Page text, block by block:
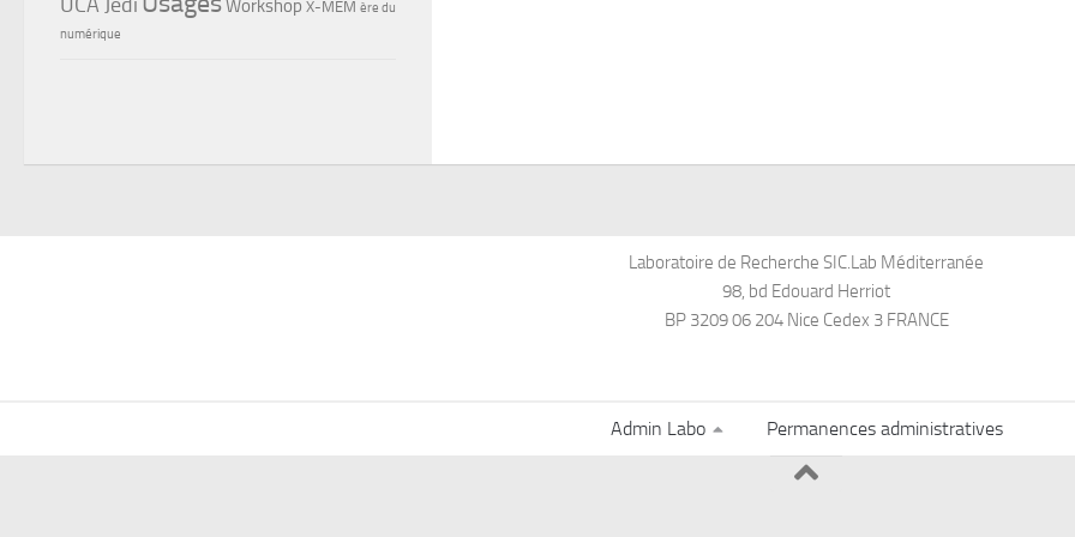
Workshop X-MEM ère du
numérique
Laboratoire de Recherche SIC.Lab Méditerranée
98, bd Edouard Herriot
BP 3209 06 204 Nice Cedex 3 FRANCE
Admin Labo Permanences administratives